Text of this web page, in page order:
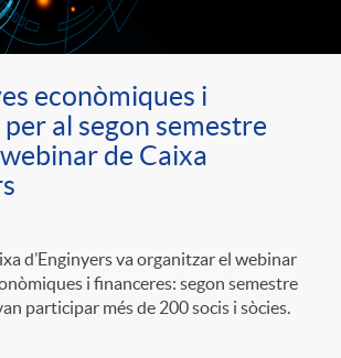
econòmiques i
al segon semestre
de Caixa
d’Enginyers va organitzar el webinar
i financeres: segon semestre
participar més de 200 socis i sòcies.